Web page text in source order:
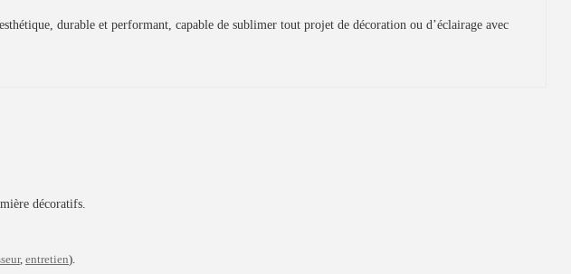
durable et performant, capable de sublimer tout projet de décoration ou d’éclairage avec
décoratifs.
, entretien).